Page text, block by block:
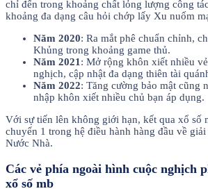
chỉ đến trong khoảng chất lỏng lượng công
khoảng đa dạng câu hỏi chớp lấy Xu nuốm
Năm 2020: Ra mắt phê chuẩn chỉnh,
Khủng trong khoảng game thủ.
Năm 2021 : Mở rộng khôn xiết nhiều
nghịch, cập nhật đa dạng thiên tài
Năm 2022: Tăng cường bảo mật cũng
nhập khôn xiết nhiều chủ bạn áp dụng.
Với sự tiến lên không giới hạn, kết qua xổ số
chuyển 1 trong hệ điều hành hàng đầu về
Nước Nhà.
Các vẻ phía ngoài hình cuộc nghịch
xổ số mb